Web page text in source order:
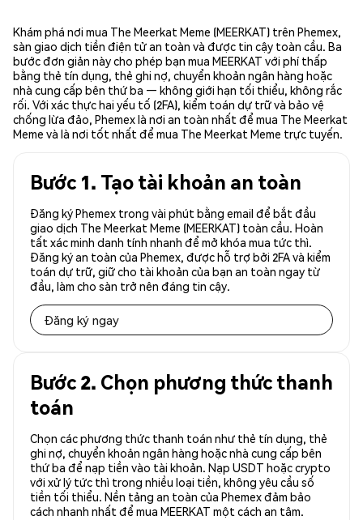
Khám phá nơi mua The Meerkat Meme (MEERKAT) trên Phemex,
sàn giao dịch tiền điện tử an toàn và được tin cậy toàn cầu. Ba
bước đơn giản này cho phép bạn mua MEERKAT với phí thấp
bằng thẻ tín dụng, thẻ ghi nợ, chuyển khoản ngân hàng hoặc
nhà cung cấp bên thứ ba — không giới hạn tối thiểu, không rắc
rối. Với xác thực hai yếu tố (2FA), kiểm toán dự trữ và bảo vệ
chống lừa đảo, Phemex là nơi an toàn nhất để mua The Meerkat
Meme và là nơi tốt nhất để mua The Meerkat Meme trực tuyến.
Bước 1. Tạo tài khoản an toàn
Đăng ký Phemex trong vài phút bằng email để bắt đầu
giao dịch The Meerkat Meme (MEERKAT) toàn cầu. Hoàn
tất xác minh danh tính nhanh để mở khóa mua tức thì.
Đăng ký an toàn của Phemex, được hỗ trợ bởi 2FA và kiểm
toán dự trữ, giữ cho tài khoản của bạn an toàn ngay từ
đầu, làm cho sàn trở nên đáng tin cậy.
Đăng ký ngay
Bước 2. Chọn phương thức thanh
toán
Chọn các phương thức thanh toán như thẻ tín dụng, thẻ
ghi nợ, chuyển khoản ngân hàng hoặc nhà cung cấp bên
thứ ba để nạp tiền vào tài khoản. Nạp USDT hoặc crypto
với xử lý tức thì trong nhiều loại tiền, không yêu cầu số
tiền tối thiểu. Nền tảng an toàn của Phemex đảm bảo
cách nhanh nhất để mua MEERKAT một cách an tâm.